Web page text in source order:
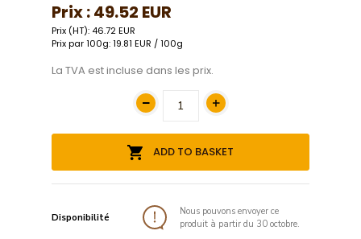
Prix :49.52 EUR
Prix (HT): 46.72 EUR
Prix par 100g: 19.81 EUR / 100g
La TVA est incluse dans les prix.
ADD TO BASKET
Disponibilité
Nous pouvons envoyer ce
produit à partir du 30 octobre.